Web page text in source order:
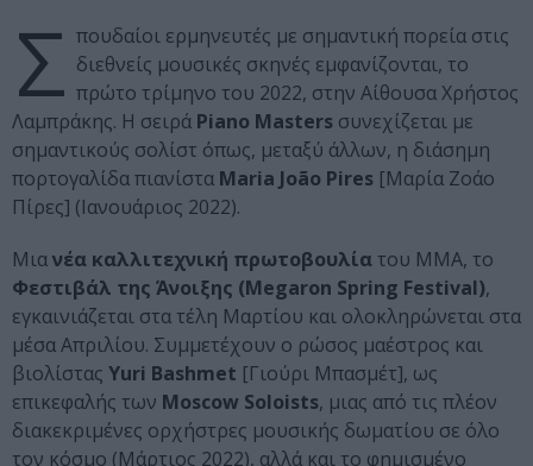
Σ πουδαίοι ερμηνευτές με σημαντική πορεία στις
διεθνείς μουσικές σκηνές εμφανίζονται, το
πρώτο τρίμηνο του 2022, στην Αίθουσα Χρήστος
Λαμπράκης. Η σειρά Piano Masters συνεχίζεται με
σημαντικούς σολίστ όπως, μεταξύ άλλων, η διάσημη
πορτογαλίδα πιανίστα Maria João Pires [Μαρία Ζοάο
Πίρες] (Ιανουάριος 2022).
Μιανέα καλλιτεχνική πρωτοβουλία του ΜΜΑ, το
Φεστιβάλ της Άνοιξης (Megaron Spring Festival),
εγκαινιάζεται στα τέλη Μαρτίου και ολοκληρώνεται στα
μέσα Απριλίου. Συμμετέχουν ο ρώσος μαέστρος και
βιολίστας Yuri Bashmet [Γιούρι Μπασμέτ], ως
επικεφαλής των Moscow Soloists, μιας από τις πλέον
διακεκριμένες ορχήστρες μουσικής δωματίου σε όλο
τον κόσμο (Μάρτιος 2022), αλλά και το φημισμένο